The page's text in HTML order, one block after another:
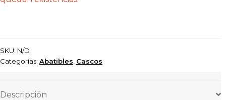
SKU: N/D
Categorías: Abatibles Cascos
Descripción